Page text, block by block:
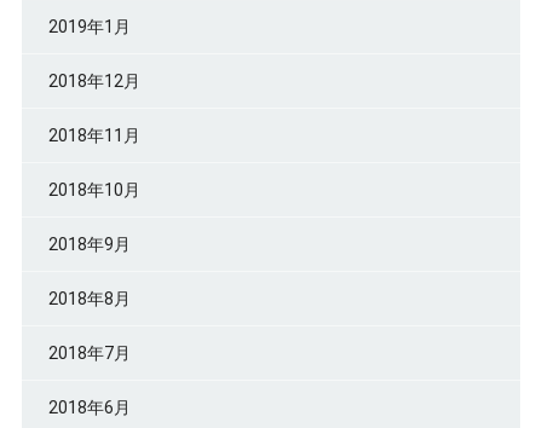
2019年1月
2018年12月
2018年11月
2018年10月
2018年9月
2018年8月
2018年7月
2018年6月